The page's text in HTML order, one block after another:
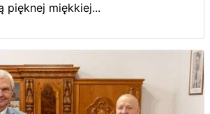
pięknej miękkiej...